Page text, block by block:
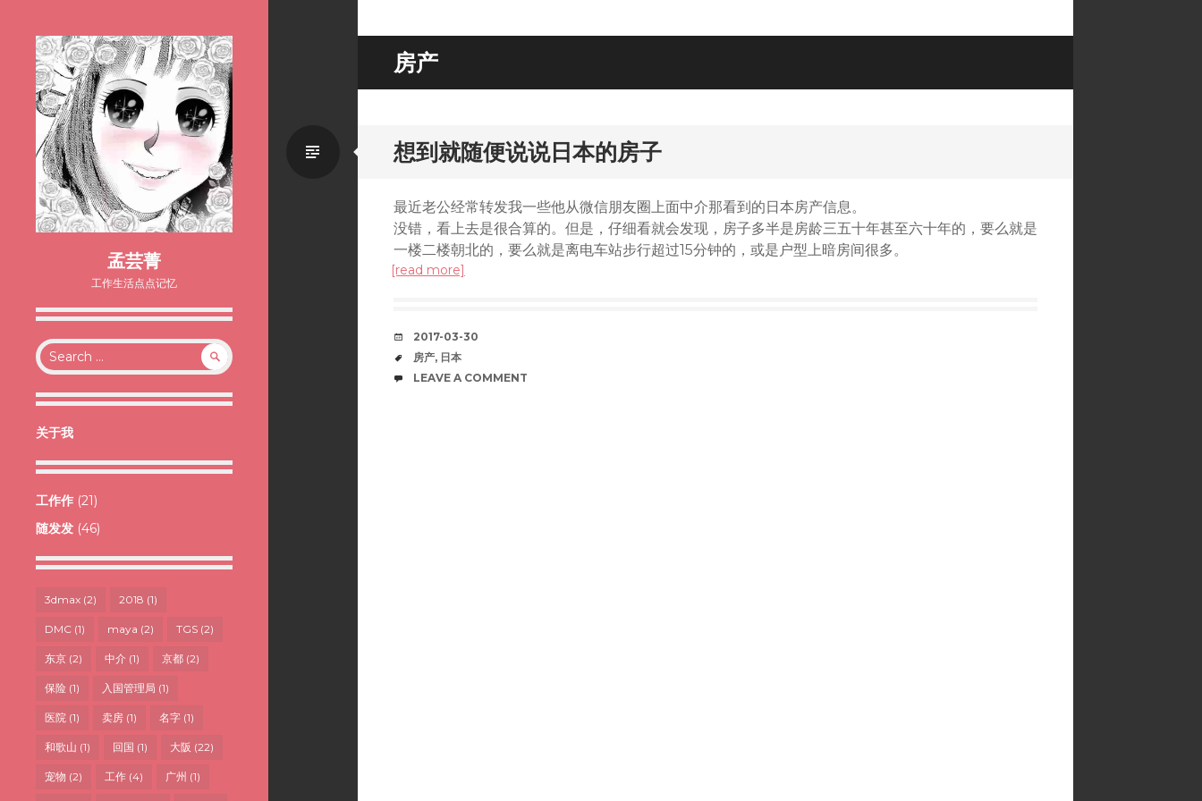
孟芸菁
工作生活点点记忆
Search
for:
关于我
工作作 (21)
随发发 (46)
3dmax (2) 2018 (1)
DMC (1) maya (2) TGS (2)
东京 (2) 中介 (1) 京都 (2)
保险 (1) 入国管理局 (1)
医院 (1) 卖房 (1) 名字 (1)
和歌山 (1) 回国 (1) 大阪 (22)
宠物 (2) 工作 (4) 广州 (1)
房产
想到就随便说说日本的房子
Standard
最近老公经常转发我一些他从微信朋友圈上面中介那看到的日本房产信息。
没错，看上去是很合算的。但是，仔细看就会发现，房子多半是房龄三五十年甚至六十年的，要么就是
一楼二楼朝北的，要么就是离电车站步行超过15分钟的，或是户型上暗房间很多。
[read more]
DATE
2017-03-30
TAGS
房产, 日本
COMMENTS
LEAVE A COMMENT